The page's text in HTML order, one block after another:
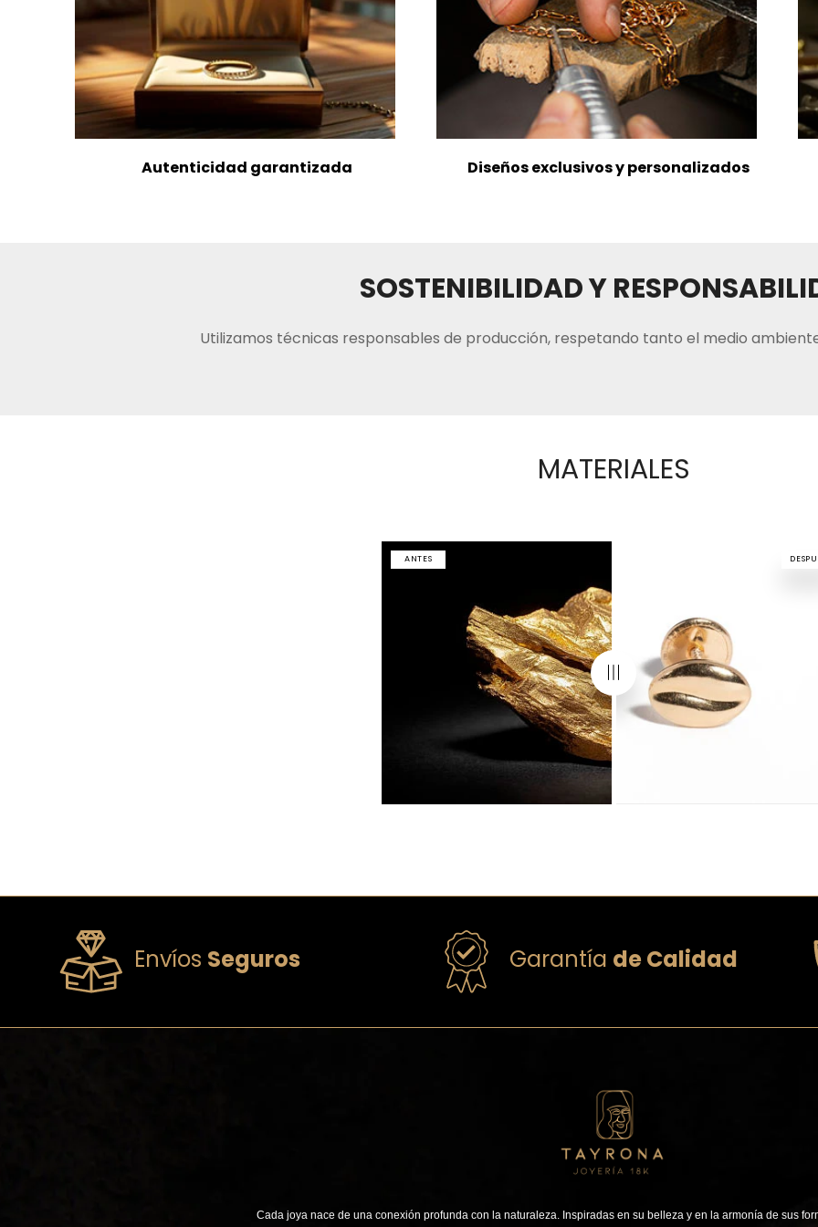
Autenticidad garantizada Diseños exclusivos y personalizados
SOSTENIBILIDAD Y
Utilizamos técnicas responsables de producción, respetando tanto el medio
MATERIALES
ANTES
Envíos Seguros Garantía de Calidad
Cada joya nace de una conexión profunda con la naturaleza. Inspiradas en su belleza y en la armonía de sus